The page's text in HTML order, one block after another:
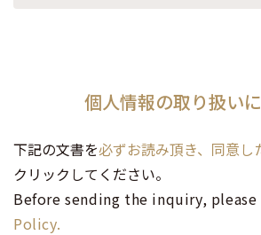
個人情報の取り扱い
下記の文書を必ずお読み頂き、同意し
クリックしてください。
Before sending the inquiry, please
Policy.